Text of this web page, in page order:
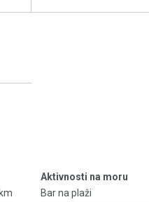
Aktivnosti na moru
Bar na plaži